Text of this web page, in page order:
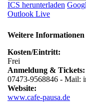
ICS herunterladen
Outlook Live
Weitere Informationen
Kosten/Eintritt:
Frei
Anmeldung & Tickets:
07473-9568846 - Mail:
Website:
www.cafe-pausa.de